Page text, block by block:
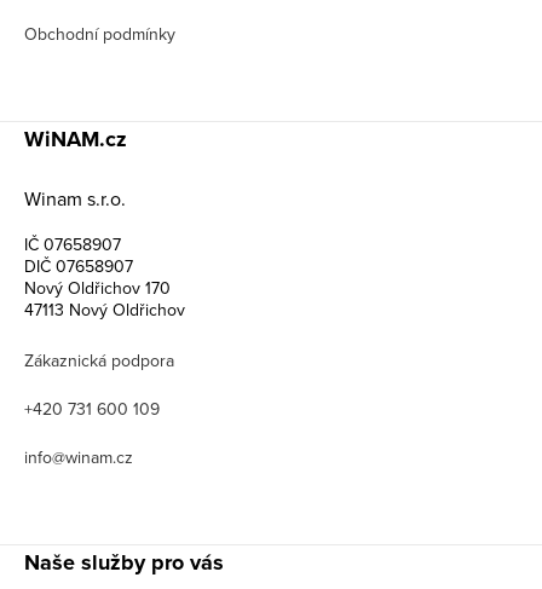
Obchodní podmínky
WiNAM.cz
Winam s.r.o.
IČ 07658907
DIČ 07658907
Nový Oldřichov 170
47113 Nový Oldřichov
Zákaznická podpora
+420 731 600 109
info@winam.cz
Naše služby pro vás